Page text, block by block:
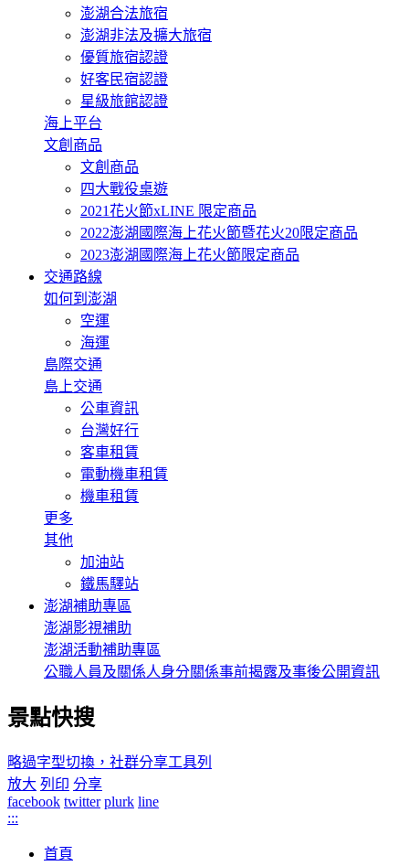
澎湖合法旅宿
澎湖非法及擴大旅宿
優質旅宿認證
好客民宿認證
星級旅館認證
海上平台
文創商品
文創商品
四大戰役桌遊
2021花火節xLINE 限定商品
2022澎湖國際海上花火節暨花火20限定商品
2023澎湖國際海上花火節限定商品
交通路線
如何到澎湖
空運
海運
島際交通
島上交通
公車資訊
台灣好行
客車租賃
電動機車租賃
機車租賃
更多
其他
加油站
鐵馬驛站
澎湖補助專區
澎湖影視補助
澎湖活動補助專區
公職人員及關係人身分關係事前揭露及事後公開資訊
景點快搜
略過字型切換，社群分享工具列
放大 列印 分享
facebook twitter plurk line
:::
首頁